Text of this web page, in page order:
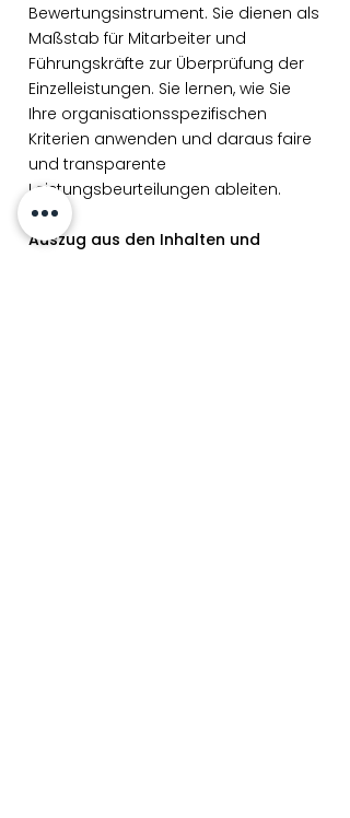
Bewertungsinstrument. Sie dienen als
Maßstab für Mitarbeiter und
Führungskräfte zur Überprüfung der
Einzelleistungen. Sie lernen, wie Sie
Ihre organisationsspezifischen
Kriterien anwenden und daraus faire
und transparente
Leistungsbeurteilungen ableiten.
Auszug aus den Inhalten und